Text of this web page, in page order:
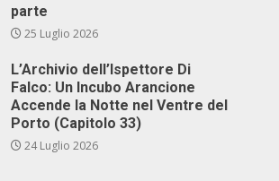
parte
25 Luglio 2026
L’Archivio dell’Ispettore Di
Falco: Un Incubo Arancione
Accende la Notte nel Ventre del
Porto (Capitolo 33)
24 Luglio 2026